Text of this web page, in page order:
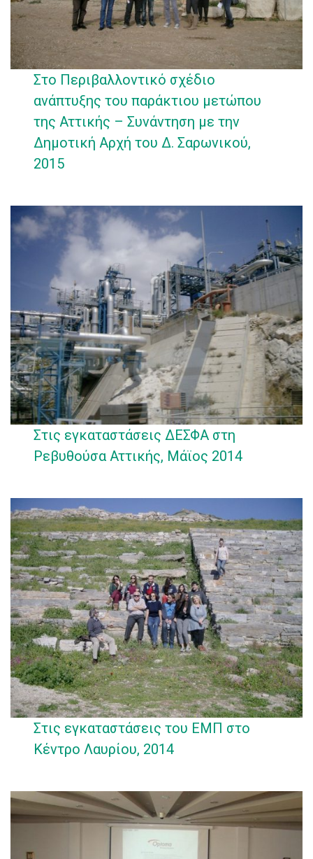
Στο Περιβαλλοντικό σχέδιο
ανάπτυξης του παράκτιου μετώπου
της Αττικής – Συνάντηση με την
Δημοτική Αρχή του Δ. Σαρωνικού,
2015
Στις εγκαταστάσεις ΔΕΣΦΑ στη
Ρεβυθούσα Αττικής, Μάϊος 2014
Στις εγκαταστάσεις του ΕΜΠ στο
Κέντρο Λαυρίου, 2014